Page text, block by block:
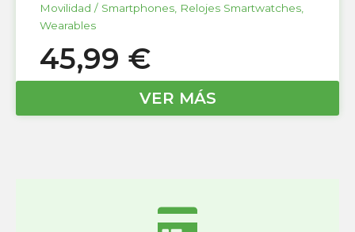
Movilidad / Smartphones Relojes Smartwatches
Wearables
45,99 €
VER MÁS